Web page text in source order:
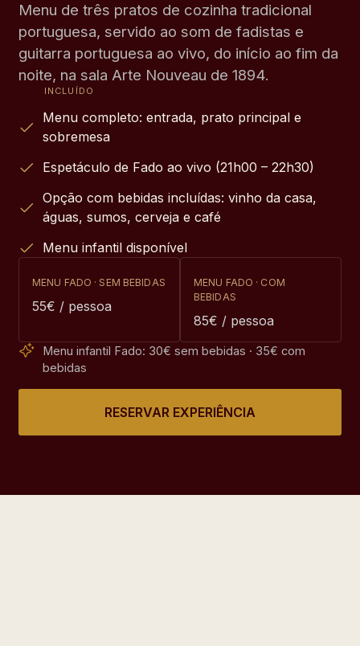
Menu de três pratos de cozinha tradicional
portuguesa, servido ao som de fadistas e
guitarra portuguesa ao vivo, do início ao fim da
noite, na sala Arte Nouveau de 1894.
Menu completo: entrada, prato principal e
sobremesa
Espetáculo de Fado ao vivo (21h00 – 22h30)
Opção com bebidas incluídas: vinho da casa,
águas, sumos, cerveja e café
Menu infantil disponível
MENU FADO · SEM BEBIDAS
55€ / pessoa
MENU FADO · COM
BEBIDAS
85€ / pessoa
Menu infantil Fado: 30€ sem bebidas · 35€ com
bebidas
RESERVAR EXPERIÊNCIA